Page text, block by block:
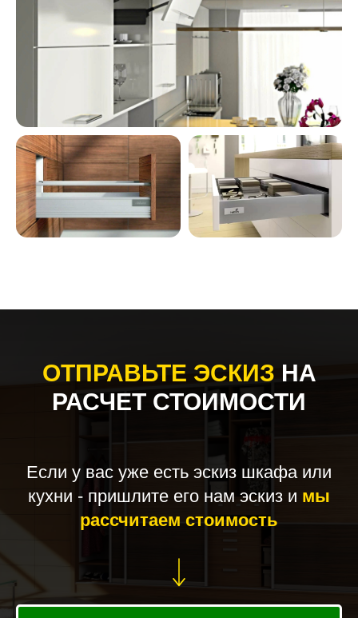
ОТПРАВЬТЕ ЭСКИЗ НА
РАСЧЕТ СТОИМОСТИ
Если у вас уже есть эскиз шкафа или
кухни - пришлите его нам эскиз и мы
рассчитаем стоимость